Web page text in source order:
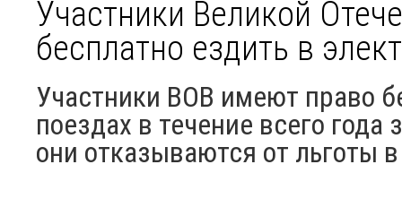
Участники Великой
бесплатно ездить в
Участники ВОВ имеют право
поездах в течение всего
они отказываются от льготы